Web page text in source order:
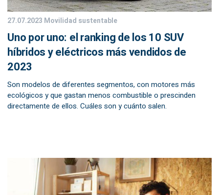
27.07.2023 Movilidad sustentable
Uno por uno: el ranking de los 10 SUV
híbridos y eléctricos más vendidos de
2023
Son modelos de diferentes segmentos, con motores más
ecológicos y que gastan menos combustible o prescinden
directamente de ellos. Cuáles son y cuánto salen.